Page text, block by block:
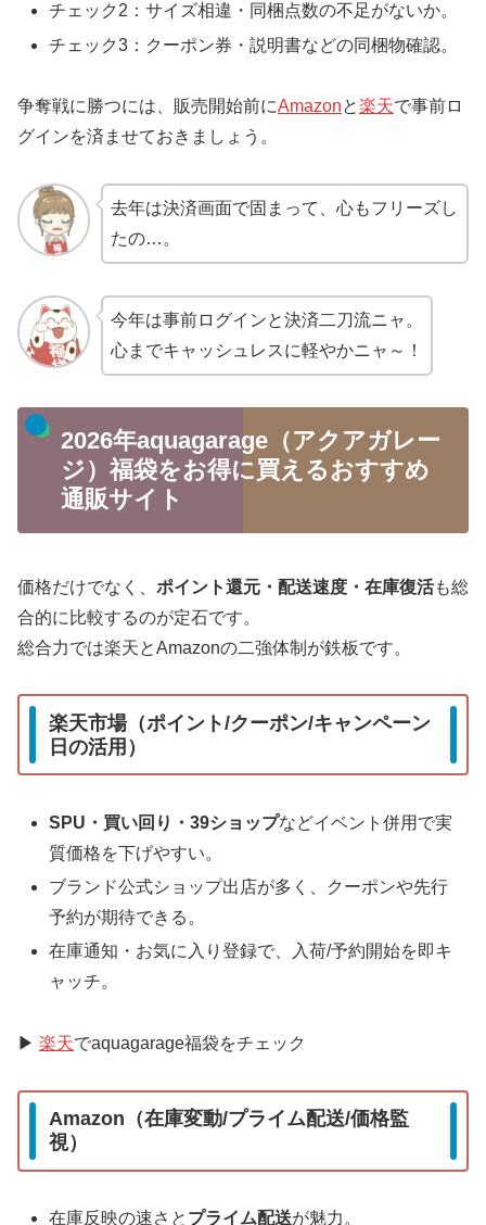
チェック2：サイズ相違・同梱点数の不足がないか。
チェック3：クーポン券・説明書などの同梱物確認。
争奪戦に勝つには、販売開始前にAmazonと楽天で事前ロ
グインを済ませておきましょう。
去年は決済画面で固まって、心もフリーズし
たの…。
今年は事前ログインと決済二刀流ニャ。
心までキャッシュレスに軽やかニャ～！
2026年aquagarage（アクアガレー
ジ）福袋をお得に買えるおすすめ
通販サイト
価格だけでなく、 ポイント還元・配送速度・在庫復活も総
合的に比較するのが定石です。
総合力では楽天とAmazonの二強体制が鉄板です。
楽天市場（ポイント/クーポン/キャンペーン
日の活用）
SPU・買い回り・39ショップなどイベント併用で実
質価格を下げやすい。
ブランド公式ショップ出店が多く、クーポンや先行
予約が期待できる。
在庫通知・お気に入り登録で、入荷/予約開始を即キ
ャッチ。
▶ 楽天でaquagarage福袋をチェック
Amazon（在庫変動/プライム配送/価格監
視）
在庫反映の速さと プライム配送が魅力。